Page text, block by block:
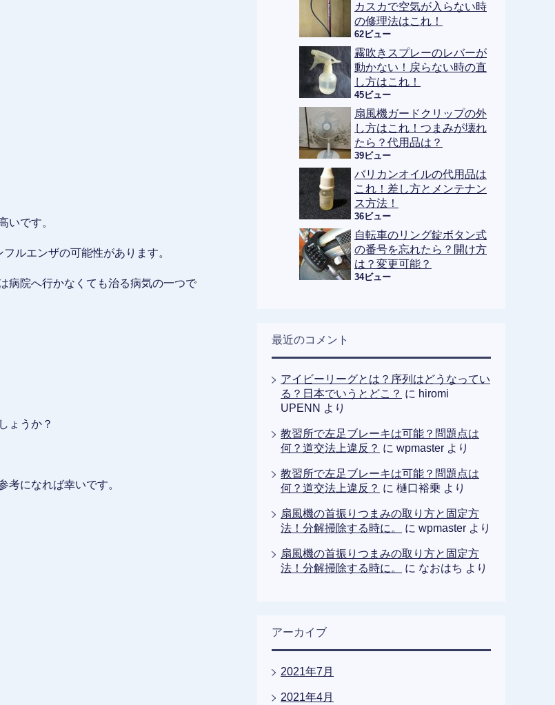
いです。
ルエンザの可能性があります。
病院へ行かなくても治る病気の一つで
ょうか？
考になれば幸いです。
カスカで空気が入らない時
の修理法はこれ！
62ビュー
霧吹きスプレーのレバーが
動かない！戻らない時の直
し方はこれ！
45ビュー
扇風機ガードクリップの外
し方はこれ！つまみが壊れ
たら？代用品は？
39ビュー
バリカンオイルの代用品は
これ！差し方とメンテナン
ス方法！
36ビュー
自転車のリング錠ボタン式
の番号を忘れたら？開け方
は？変更可能？
34ビュー
最近のコメント
アイビーリーグとは？序列はどうなってい
る？日本でいうとどこ？ に hiromi
UPENN より
教習所で左足ブレーキは可能？問題点は
何？道交法上違反？ に wpmaster より
教習所で左足ブレーキは可能？問題点は
何？道交法上違反？ に 樋口裕乗 より
扇風機の首振りつまみの取り方と固定方
法！分解掃除する時に。
に wpmaster より
扇風機の首振りつまみの取り方と固定方
法！分解掃除する時に。
に なおはち より
アーカイブ
2021年7月
2021年4月